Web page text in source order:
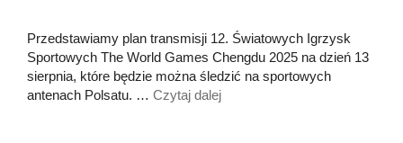
Przedstawiamy plan transmisji 12. Światowych Igrzysk
Sportowych The World Games Chengdu 2025 na dzień 13
sierpnia, które będzie można śledzić na sportowych
antenach Polsatu. … Czytaj dalej